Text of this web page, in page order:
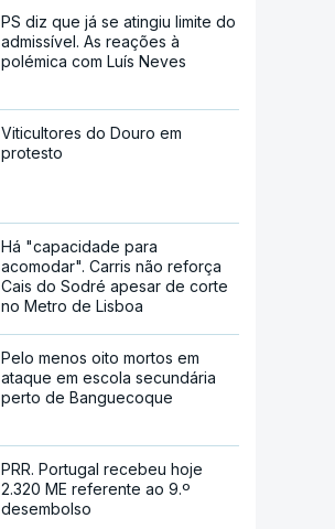
PS diz que já se atingiu limite do
admissível. As reações à
polémica com Luís Neves
Viticultores do Douro em
protesto
Há "capacidade para
acomodar". Carris não reforça
Cais do Sodré apesar de corte
no Metro de Lisboa
Pelo menos oito mortos em
ataque em escola secundária
perto de Banguecoque
PRR. Portugal recebeu hoje
2.320 ME referente ao 9.º
desembolso